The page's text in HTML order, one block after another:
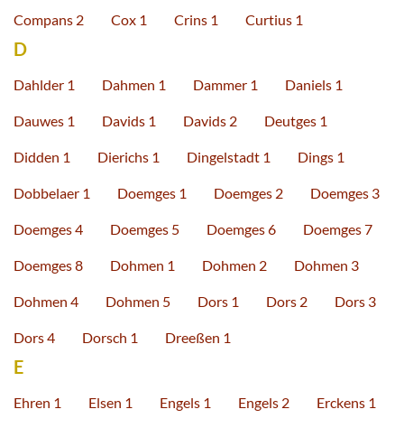
Compans 2 Cox 1 Crins 1 Curtius 1
D
Dahlder 1 Dahmen 1 Dammer 1 Daniels 1
Dauwes 1 Davids 1 Davids 2 Deutges 1
Didden 1 Dierichs 1 Dingelstadt 1 Dings 1
Dobbelaer 1 Doemges 1 Doemges 2 Doemges 3
Doemges 4 Doemges 5 Doemges 6 Doemges 7
Doemges 8 Dohmen 1 Dohmen 2 Dohmen 3
Dohmen 4 Dohmen 5 Dors 1 Dors 2 Dors 3
Dors 4 Dorsch 1 Dreeßen 1
E
Ehren 1 Elsen 1 Engels 1 Engels 2 Erckens 1